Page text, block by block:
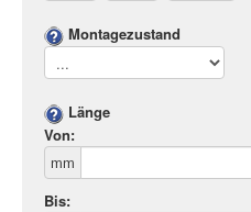
Montagezustand
Länge
Von:
mm
Bis: